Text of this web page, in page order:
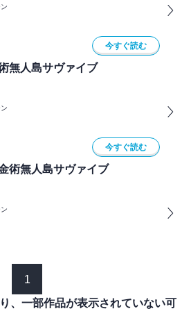
今すぐ読む
無人島サヴァイブ
今すぐ読む
術無人島サヴァイブ
1
、一部作品が表示されていない可